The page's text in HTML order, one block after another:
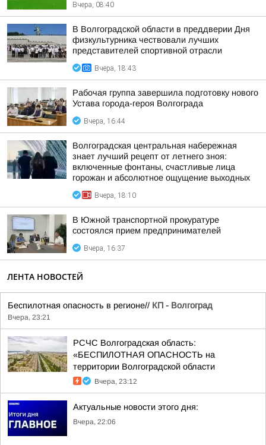
Вчера, 08:40
В Волгоградской области в преддверии Дня
физкультурника чествовали лучших
представителей спортивной отрасли
Вчера, 18:43
Рабочая группа завершила подготовку нового
Устава города-героя Волгограда
Вчера, 16:44
Волгоградская центральная набережная
знает лучший рецепт от летнего зноя:
включенные фонтаны, счастливые лица
горожан и абсолютное ощущение выходных
Вчера, 18:10
В Южной транспортной прокуратуре
состоялся прием предпринимателей
Вчера, 16:37
ЛЕНТА НОВОСТЕЙ
Беспилотная опасность в регионе// КП - Волгоград
Вчера, 23:21
РСЧС Волгоградская область:
«БЕСПИЛОТНАЯ ОПАСНОСТЬ на
территории Волгоградской области
Вчера, 23:12
Актуальные новости этого дня:
Вчера, 22:06